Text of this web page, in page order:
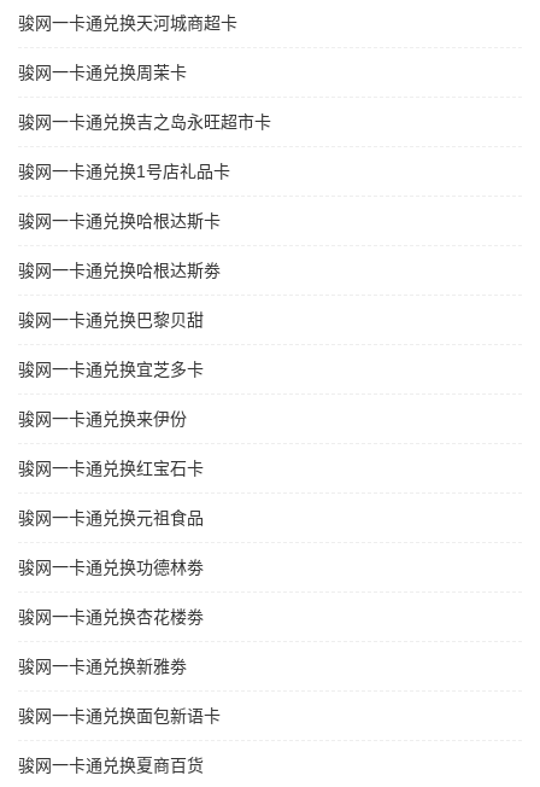
骏网一卡通兑换天河城商超卡
骏网一卡通兑换周茉卡
骏网一卡通兑换吉之岛永旺超市卡
骏网一卡通兑换1号店礼品卡
骏网一卡通兑换哈根达斯卡
骏网一卡通兑换哈根达斯劵
骏网一卡通兑换巴黎贝甜
骏网一卡通兑换宜芝多卡
骏网一卡通兑换来伊份
骏网一卡通兑换红宝石卡
骏网一卡通兑换元祖食品
骏网一卡通兑换功德林劵
骏网一卡通兑换杏花楼劵
骏网一卡通兑换新雅劵
骏网一卡通兑换面包新语卡
骏网一卡通兑换夏商百货